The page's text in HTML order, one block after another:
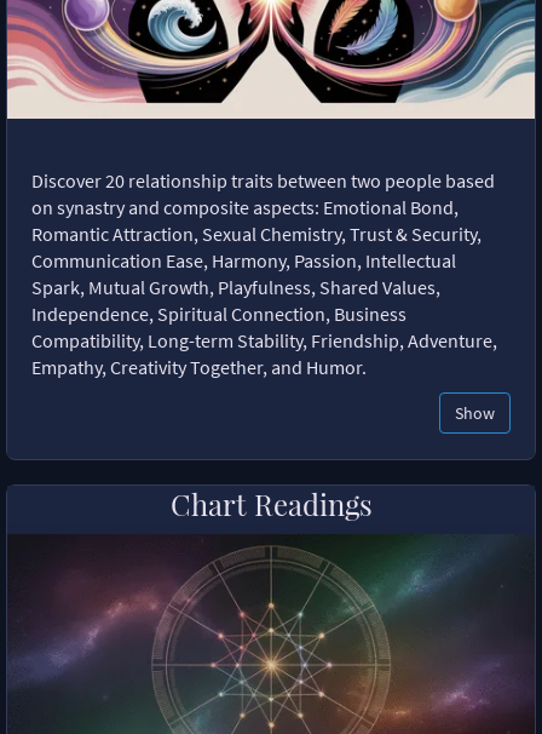
Discover 20 relationship traits between two people based
on synastry and composite aspects: Emotional Bond,
Romantic Attraction, Sexual Chemistry, Trust & Security,
Communication Ease, Harmony, Passion, Intellectual
Spark, Mutual Growth, Playfulness, Shared Values,
Independence, Spiritual Connection, Business
Compatibility, Long-term Stability, Friendship, Adventure,
Empathy, Creativity Together, and Humor.
Show
Chart Readings